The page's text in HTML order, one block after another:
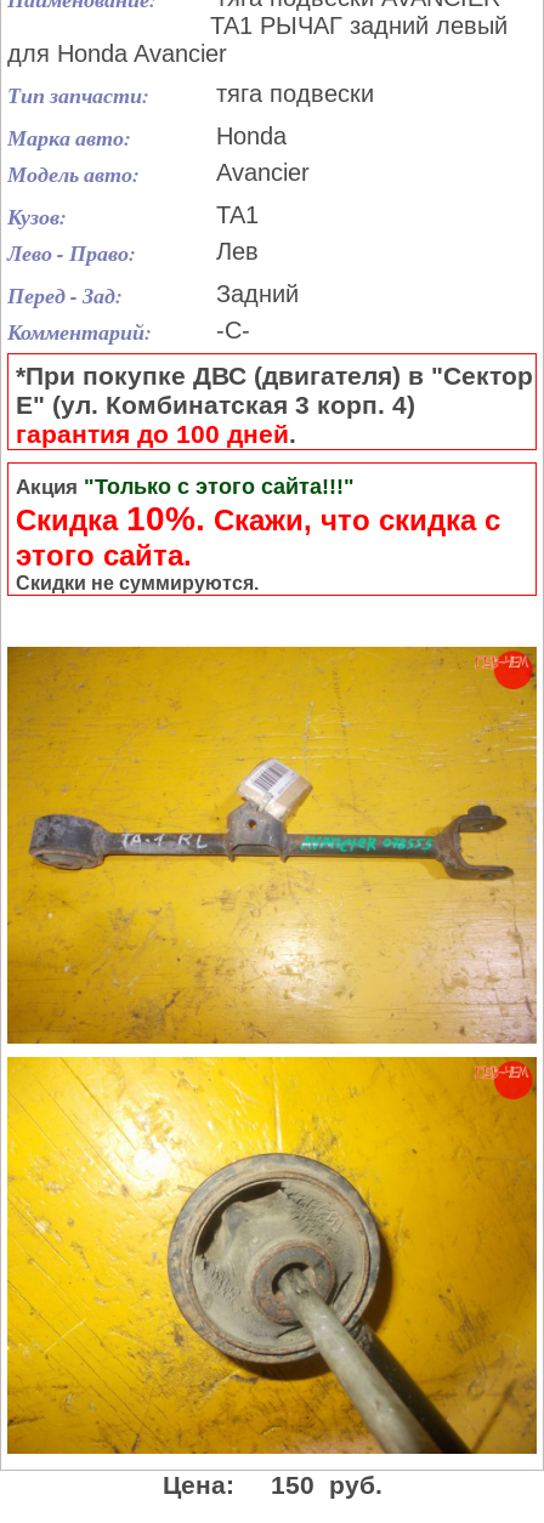
TA1 РЫЧАГ задний левый
для Honda Avancier
Тип запчасти: тяга подвески
Марка авто: Honda
Модель авто: Avancier
Кузов: TA1
Лево - Право: Лев
Перед - Зад: Задний
Комментарий: -С-
*При покупке ДВС (двигателя) в "Сектор
Е" (ул. Комбинатская 3 корп. 4)
гарантия до 100 дней.
Акция "Только с этого сайта!!!"
Скидка 10%. Cкажи, что скидка с
этого сайта.
Скидки не суммируются.
Цена: 150 руб.